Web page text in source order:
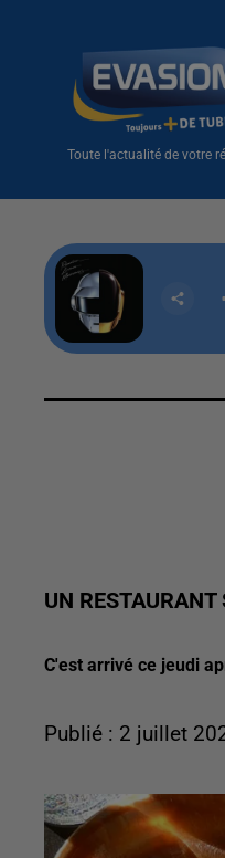
Toute l'actualité de votre
UN RESTAURANT
C'est arrivé ce jeudi
Publié : 2 juillet